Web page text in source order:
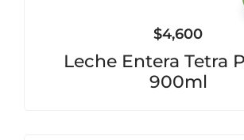
$4,600
Leche Entera Tetra
900ml